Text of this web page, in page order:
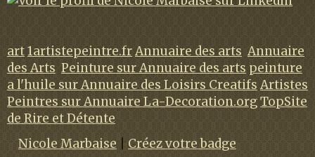
art1artistepeintre.frAnnuaire des arts Annuaire
des Arts Peinture sur Annuaire des arts peinture
a l'huile sur Annuaire des Loisirs Creatifs Artistes
Peintres sur Annuaire La-Decoration.orgTopSite
de Rire et Détente
Nicole Marbaise
Créez votre badge